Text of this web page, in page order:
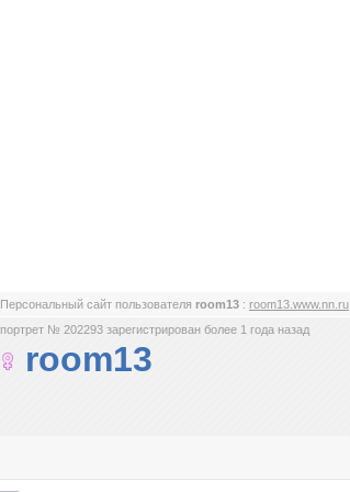
Персональный сайт пользователя room13 : room13.www.nn.ru
портрет № 202293 зарегистрирован более 1 года назад
room13